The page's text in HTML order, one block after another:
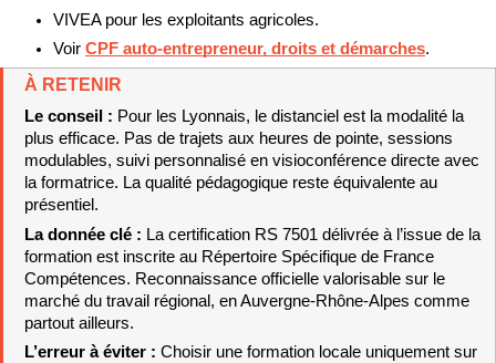
VIVEA pour les exploitants agricoles.
Voir CPF auto-entrepreneur, droits et démarches.
À RETENIR
Le conseil : Pour les Lyonnais, le distanciel est la modalité la
plus efficace. Pas de trajets aux heures de pointe, sessions
modulables, suivi personnalisé en visioconférence directe avec
la formatrice. La qualité pédagogique reste équivalente au
présentiel.
La donnée clé : La certification RS 7501 délivrée à l’issue de la
formation est inscrite au Répertoire Spécifique de France
Compétences. Reconnaissance officielle valorisable sur le
marché du travail régional, en Auvergne-Rhône-Alpes comme
partout ailleurs.
L’erreur à éviter : Choisir une formation locale uniquement sur